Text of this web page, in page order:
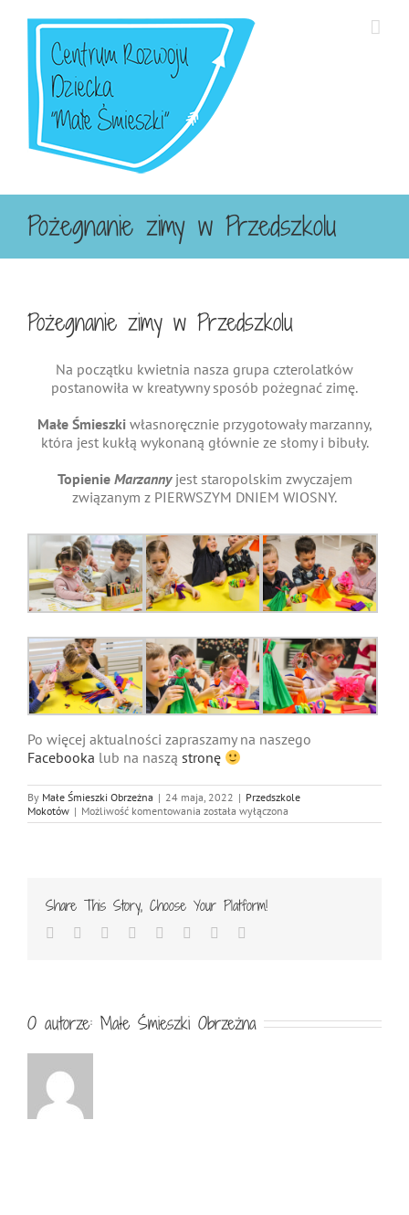
zawartości
Pożegnanie zimy w Przedszkolu
Pożegnanie zimy w Przedszkolu
Na początku kwietnia nasza grupa czterolatków
postanowiła w kreatywny sposób pożegnać zimę.
Małe Śmieszkiwłasnoręcznie przygotowały marzanny,
która jest kukłą wykonaną głównie ze słomy i bibuły.
Topienie Marzanny jest staropolskim zwyczajem
związanym z PIERWSZYM DNIEM WIOSNY.
Po więcej aktualności zapraszamy na naszego
Facebooka lub na naszą stronę
By Małe Śmieszki Obrzeżna | 24 maja, 2022 | Przedszkole
Mokotów | Możliwość komentowania Pożegnanie
zimy
została wyłączona
Share This Story, Choose Your Platform!
Facebook
TwitterReddit LinkedIn
TumblrPinterest
O autorze: Małe Śmieszki Obrzeżna